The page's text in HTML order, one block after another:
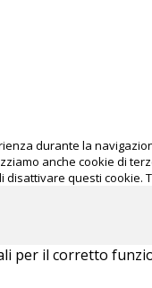
durante la
anche cookie di
questi
per il corretto